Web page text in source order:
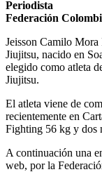
Periodista
Federación
Jeisson Camilo Mora
Jiujitsu, nacido en
elegido como atleta
Jiujitsu.
El atleta viene de
recientemente en
Fighting 56 kg y dos
A continuación una
web, por la